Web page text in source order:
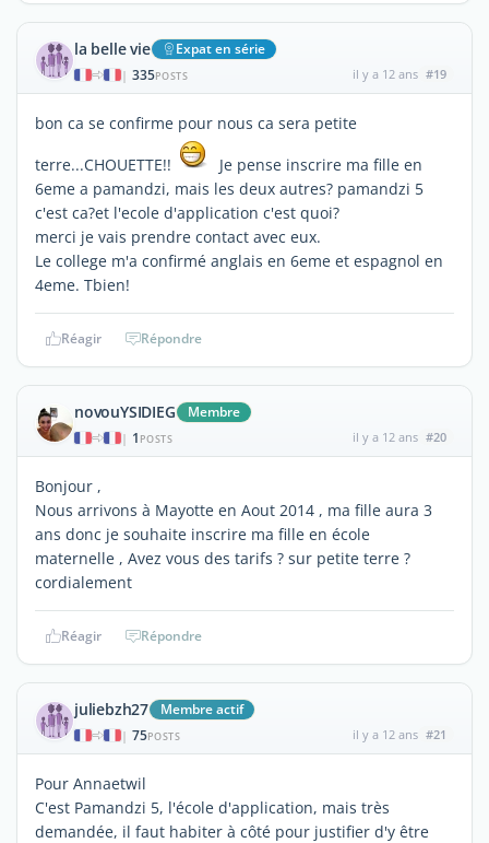
la belle vie Expat en série
| 335POSTS il y a 12 ans #19
bon ca se confirme pour nous ca sera petite
terre...CHOUETTE!!
Je pense inscrire ma fille en
6eme a pamandzi, mais les deux autres? pamandzi 5
c'est ca?et l'ecole d'application c'est quoi?
merci je vais prendre contact avec eux.
Le college m'a confirmé anglais en 6eme et espagnol en
4eme. Tbien!
Réagir Répondre
novouYSIDIEG Membre
| 1 POSTS il y a 12 ans #20
Bonjour ,
Nous arrivons à Mayotte en Aout 2014 , ma fille aura 3
ans donc je souhaite inscrire ma fille en école
maternelle , Avez vous des tarifs ? sur petite terre ?
cordialement
Réagir Répondre
juliebzh27 Membre actif
| 75POSTS il y a 12 ans #21
Pour Annaetwil
C'est Pamandzi 5, l'école d'application, mais très
demandée, il faut habiter à côté pour justifier d'y être